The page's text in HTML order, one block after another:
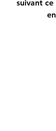
suivant